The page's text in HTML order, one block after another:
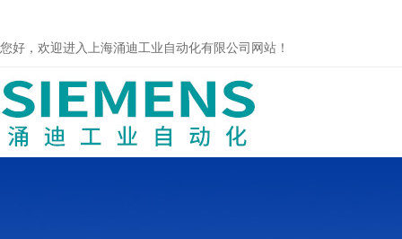
您好，欢迎进入上海涌迪工业自动化有限公司网站！